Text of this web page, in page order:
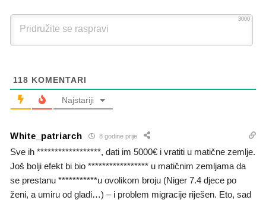
3000
118 KOMENTARI
Najstariji
White_patriarch 8 godine prije
Sve ih ******************, dati im 5000€ i vratiti u matične zemlje.
Još bolji efekt bi bio ***************** u matičnim zemljama da
se prestanu ***********u ovolikom broju (Niger 7.4 djece po
ženi, a umiru od gladi…) – i problem migracije riješen. Eto, sad